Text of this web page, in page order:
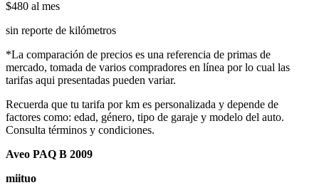
$480 al mes
sin reporte de kilómetros
*La comparación de precios es una referencia de primas de
mercado, tomada de varios compradores en línea por lo cual las
tarifas aqui presentadas pueden variar.
Recuerda que tu tarifa por km es personalizada y depende de
factores como: edad, género, tipo de garaje y modelo del auto.
Consulta términos y condiciones.
Aveo PAQ B 2009
miituo